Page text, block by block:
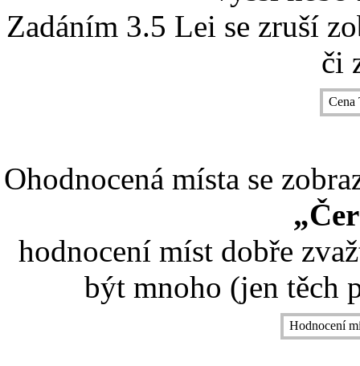
Zadáním 3.5 Lei se zruší
či
Ohodnocená místa se
hodnocení míst dobře
být mnoho (jen těch
Hodnocení